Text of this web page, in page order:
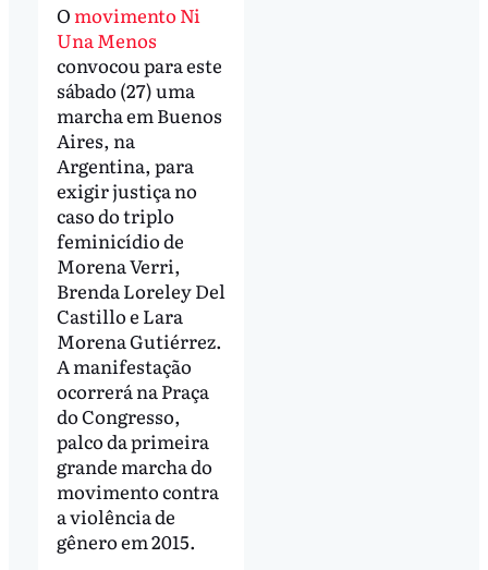
O movimento Ni
Una Menos
convocou para este
sábado (27) uma
marcha em Buenos
Aires, na
Argentina, para
exigir justiça no
caso do triplo
feminicídio de
Morena Verri,
Brenda Loreley Del
Castillo e Lara
Morena Gutiérrez.
A manifestação
ocorrerá na Praça
do Congresso,
palco da primeira
grande marcha do
movimento contra
a violência de
gênero em 2015.